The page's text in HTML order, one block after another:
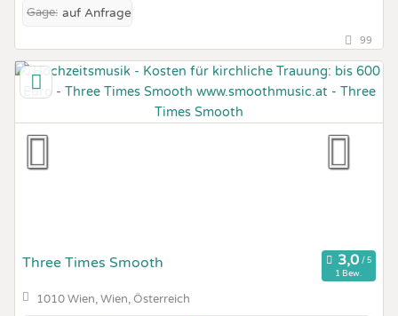
Gage: auf Anfrage
99
Three Times Smooth
1 Bew.
1010 Wien, Wien, Österreich